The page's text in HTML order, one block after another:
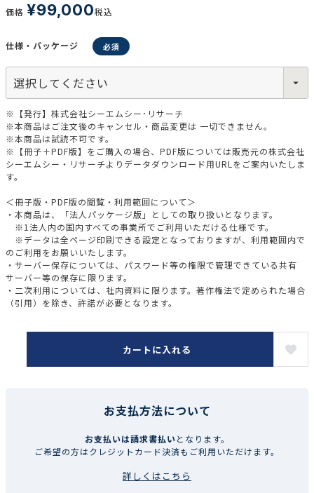
価格 ¥99,000税込
仕様・パッケージ
※【発行】株式会社シーエムシー･リサーチ
※本商品はご注文後のキャンセル・商品変更は 一切できません。
※本商品は試読不可です。
※【冊子＋PDF版】をご購入の場合、PDF版については販売元の株式会社
シーエムシー・リサーチよりデータダウンロード用URLをご案内いたしま
す。
＜冊子版・PDF版の閲覧・利用範囲について＞
・本商品は、「法人パッケージ版」としての取り扱いとなります。
※1法人内の国内すべての事業所でご利用いただける仕様です。
※データは全ページ印刷できる設定となっておりますが、利用範囲内で
のご利用をお願いいたします。
・サーバー保存については、パスワード等の権限で管理できている共有
サーバー等の保存に限ります。
・二次利用については、社内資料に限ります。著作権法で定められた場合
（引用）を除き、許諾が必要となります。
カートに入れる
お支払方法について
お支払いは請求書払いとなります。
ご希望の方はクレジットカード決済もご利用いただけます。
詳しくはこちら